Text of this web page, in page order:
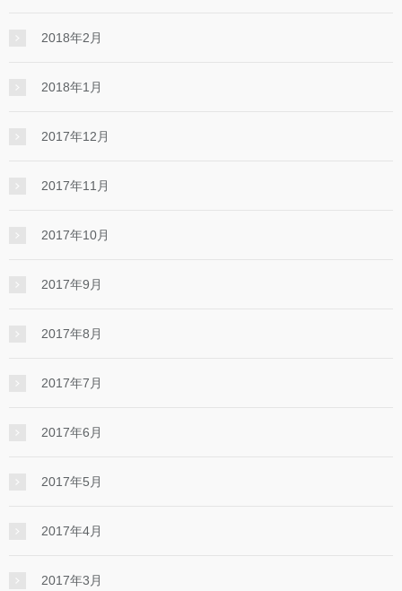
2018年2月
2018年1月
2017年12月
2017年11月
2017年10月
2017年9月
2017年8月
2017年7月
2017年6月
2017年5月
2017年4月
2017年3月